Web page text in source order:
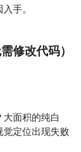
手。
修改代码）
面积的纯白
定位出现失败